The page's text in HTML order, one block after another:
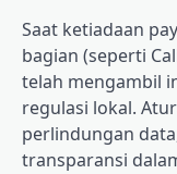
Saat ketiadaan
bagian (seperti
telah mengambil
regulasi lokal.
perlindungan
transparansi